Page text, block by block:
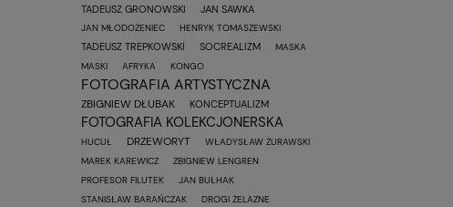
TADEUSZ GRONOWSKI JAN SAWKA
JAN MŁODOŻENIEC HENRYK TOMASZEWSKI
TADEUSZ TREPKOWSKI SOCREALIZM
MASKA
MASKI
AFRYKA KONGO
FOTOGRAFIA ARTYSTYCZNA
ZBIGNIEW DŁUBAK KONCEPTUALIZM
FOTOGRAFIA KOLEKCJONERSKA
HUCUŁ DRZEWORYT
WŁADYSŁAW ŻURAWSKI
MAREK KAREWICZ
ZBIGNIEW LENGREN
PROFESOR FILUTEK
JAN BUŁHAK
STANISŁAW BARAŃCZAK
DROGI ŻELAZNE